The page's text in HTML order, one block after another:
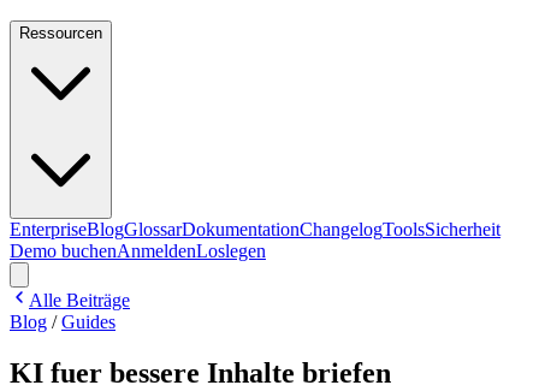
Ressourcen
EnterpriseBlogGlossarDokumentationChangelogToolsSicherheit
Demo buchenAnmeldenLoslegen
Alle Beiträge
Blog /Guides
KI fuer bessere Inhalte briefen